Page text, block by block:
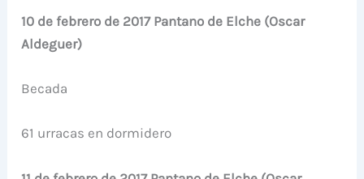
10 de febrero de 2017 Pantano de Elche (Oscar
Aldeguer)
Becada
61 urracas en dormidero